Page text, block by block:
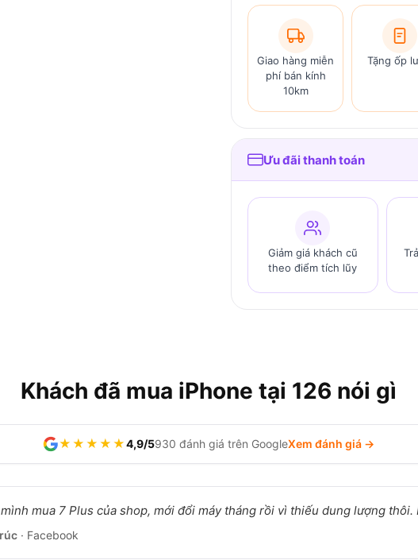
Giao hàng miễn
phí bán kính
10km
Tặng ốp
Ưu đãi thanh toán
Giảm giá khách cũ
theo điểm tích lũy
Khách đã mua iPhone tại 126 nói gì
★★★★★4,9/5930 đánh giá trên GoogleXem đánh giá →
mua 7 Plus của shop, mới đổi máy tháng rồi vì thiếu dung lượng thôi.
· Facebook